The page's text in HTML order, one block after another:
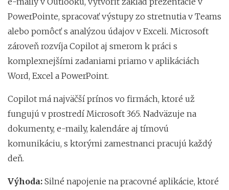
PowerPointe, spracovať výstupy zo stretnutia v Teams
alebo pomôcť s analýzou údajov v Exceli. Microsoft
zároveň rozvíja Copilot aj smerom k práci s
komplexnejšími zadaniami priamo v aplikáciách
Word, Excel a PowerPoint.
Copilot má najväčší prínos vo firmách, ktoré už
fungujú v prostredí Microsoft 365. Nadväzuje na
dokumenty, e-maily, kalendáre aj tímovú
komunikáciu, s ktorými zamestnanci pracujú každý
deň.
Výhoda: Silné napojenie na pracovné aplikácie, ktoré